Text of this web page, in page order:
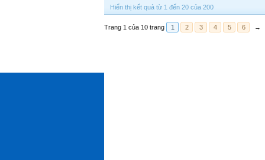
Hiển thị kết quả từ 1 đến 20 của 200
Trang 1 của 10 trang 1 2 3 4 5 6 →